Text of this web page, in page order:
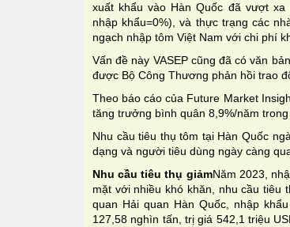
xuất khẩu vào Hàn Quốc đã vượt
nhập khẩu=0%), và thực trạng các
ngạch nhập tôm Việt Nam với chi phí
Vấn đề này VASEP cũng đã có văn
được Bộ Công Thương phản hồi trao
Theo báo cáo của Future Market
tăng trưởng bình quân 8,9%/năm trong
Nhu cầu tiêu thụ tôm tại Hàn Quốc
dạng và người tiêu dùng ngày càng
Nhu cầu tiêu thụ giảmNăm 2023,
mặt với nhiều khó khăn, nhu cầu tiêu
quan Hải quan Hàn Quốc, nhập
127,58 nghìn tấn, trị giá 542,1 triệu